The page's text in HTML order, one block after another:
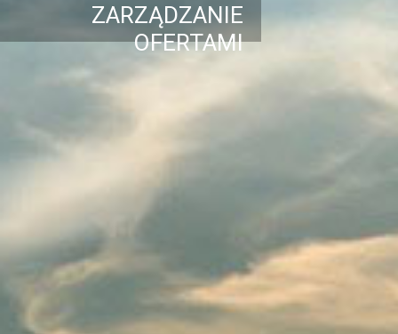
ZARZĄDZANIE
OFERTAMI